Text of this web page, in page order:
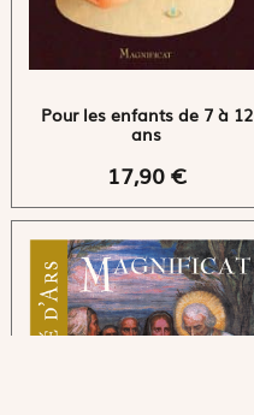
Pour les enfants de 7 à 12
ans
17,90 €